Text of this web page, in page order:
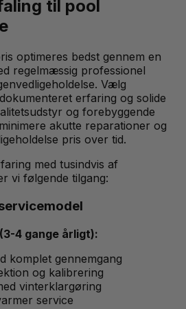
til pool
optimeres bedst gennem en
regelmæssig professionel
Vælg
erfaring og solide
og forebyggende
akutte reparationer og
pris over tid.
med tusindvis af
vi følgende tilgang:
4 gange årligt):
komplet gennemgang
og kalibrering
vinterklargøring
service